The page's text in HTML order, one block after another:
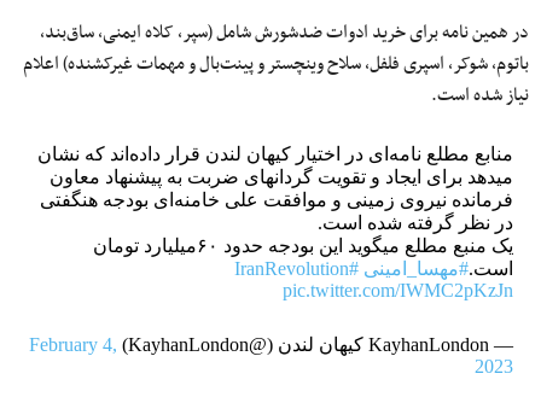
در همین نامه برای خرید ادوات ضدشورش شامل (سپر، کلاه ایمنی، ساق‌بند،
باتوم، شوکر، اسپری فلفل، سلاح‌ وینچستر و پینت‌بال و مهمات غیرکشنده) اعلام
نیاز شده است.
منابع مطلع نامه‌ای در اختیار کیهان لندن قرار داده‌اند که نشان
میدهد برای ایجاد و تقویت گردانهای ضربت به پیشنهاد معاون
فرمانده نیروی زمینی و موافقت علی خامنه‌ای بودجه هنگفتی
در نظر گرفته شده است.
یک منبع مطلع میگوید این بودجه حدود ۶۰میلیارد تومان
است.#مهسا_امینی #IranRevolution
pic.twitter.com/IWMC2pKzJn
— KayhanLondon کیهان لندن (@KayhanLondon)
February 4,
2023